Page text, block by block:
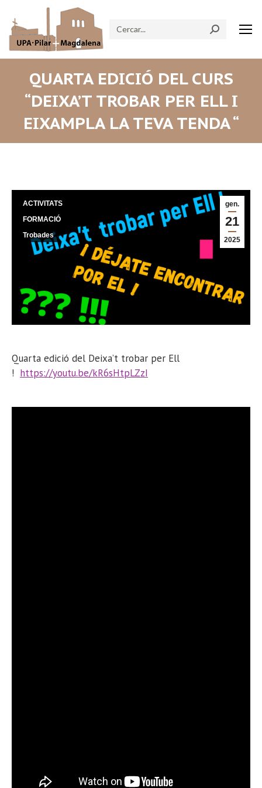
Search:
QUARTA EDICIÓ DEL CURS
“DEIXA’T TROBAR PER ELL I
EIXAMPLA LA TEVA TENDA “
gen.
21
2025
ACTIVITATS
FORMACIÓ
Trobades
Quarta edició del Deixa’t trobar per Ell
! https://youtu.be/kR6sHtpLZzI